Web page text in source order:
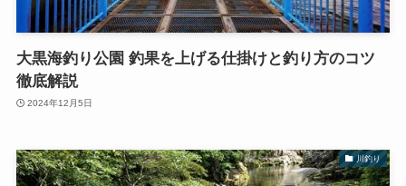
大黒海釣り公園 釣果を上げる仕掛けと釣り方のコツ
徹底解説
2024年12月5日
川釣り